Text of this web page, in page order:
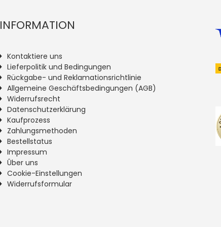
INFORMATION
Kontaktiere uns
Lieferpolitik und Bedingungen
Rückgabe- und Reklamationsrichtlinie
Allgemeine Geschäftsbedingungen (AGB)
Widerrufsrecht
Datenschutzerklärung
Kaufprozess
Zahlungsmethoden
Bestellstatus
Impressum
Ûber uns
Cookie-Einstellungen
Widerrufsformular